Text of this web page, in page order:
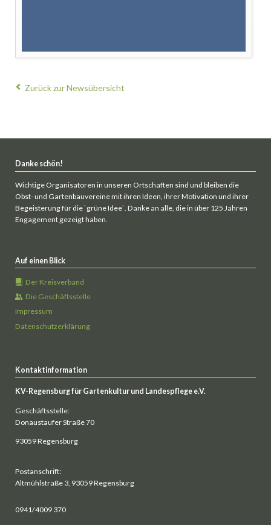
Zurück zur Newsübersicht
Danke schön!
Wichtige Organisatoren in unseren Ortschaften sind und bleiben die
Obst- und Gartenbauvereine mit ihren Ideen, ihrer Motivation und ihrer
Begeisterung für die `grüne Idee`. Danke an alle, die in über 125 Jahren
Engagement gezeigt haben.
Auf einen Blick
Der Kreisverband
Die Geschäftsstelle
Impressum
Datenschutzerklärung
Kontaktinformation
KV-Regensburg für Gartenkultur und Landespflege e.V.
Geschäftsstelle:
Donaustaufer Straße 70
93059 Regensburg
Postanschrift:
Altmühlstraße 3, 93059 Regensburg
0941/4009 370